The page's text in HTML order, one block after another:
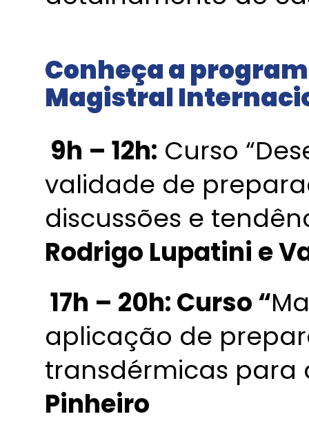
Conheça a
Magistral
9h – 12h: Curso
validade de
discussões e
Rodrigo Lupatini e
17h – 20h: Curso “
aplicação de
transdérmicas para
Pinheiro